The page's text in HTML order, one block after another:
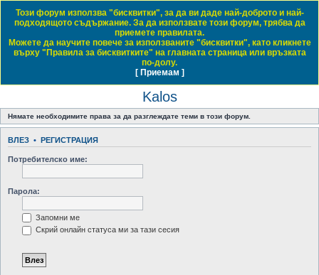
Daewoo & Chevrolet Club Bulgaria
ЧЗВ Правила на форума Влез
Регистрация
Начало форум Small Family Cars / Малки семейни автомобили Kalos
с
е
Виж активните теми
Kalos
Нямате необходимите права за да разглеждате теми в този форум.
ВЛЕЗ • РЕГИСТРАЦИЯ
Потребителско име:
Парола:
Запомни ме
Скрий онлайн статуса ми за тази сесия
Този форум използва "бисквитки", за да ви даде най-доброто и най-
подходящото съдържание. За да използвате този форум, трябва да
приемете правилата.
Можете да научите повече за използваните "бисквитки", като кликнете
върху "Правила за бисквитките" на главната страница или връзката
по-долу.
[ Приемам ]